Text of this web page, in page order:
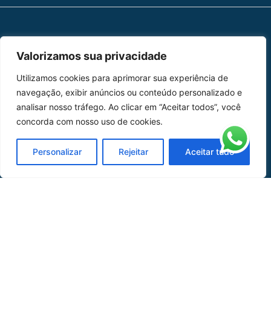
Valorizamos sua privacidade
Utilizamos cookies para aprimorar sua experiência de
navegação, exibir anúncios ou conteúdo personalizado e
analisar nosso tráfego. Ao clicar em “Aceitar todos”, você
concorda com nosso uso de cookies.
Personalizar Rejeitar Aceitar tudo
Peças
Catálogo de Aplicações
Oficina de Mangueiras